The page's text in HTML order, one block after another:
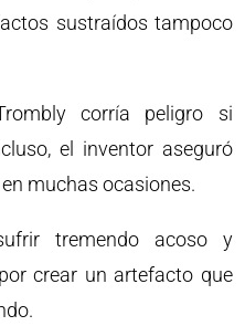
sustraídos tampoco
corría peligro si
el inventor aseguró
muchas ocasiones.
tremendo acoso y
crear un artefacto que